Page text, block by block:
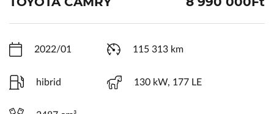
VW Service Schiller
Karosszéria Centrum
2022/01 115 313 km
hibrid 130 kW, 177 LE